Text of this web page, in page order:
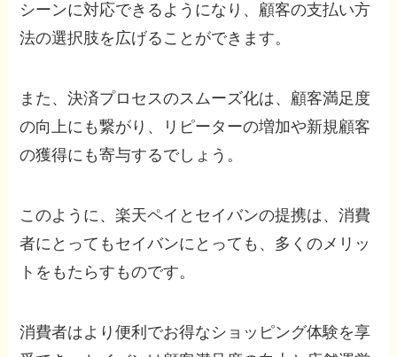
シーンに対応できるようになり、顧客の支払い方
法の選択肢を広げることができます。
また、決済プロセスのスムーズ化は、顧客満足度
の向上にも繋がり、リピーターの増加や新規顧客
の獲得にも寄与するでしょう。
このように、楽天ペイとセイバンの提携は、消費
者にとってもセイバンにとっても、多くのメリッ
トをもたらすものです。
消費者はより便利でお得なショッピング体験を享